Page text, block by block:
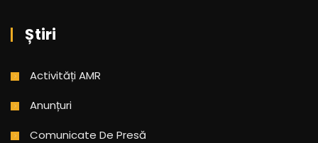
Știri
Activități AMR
Anunțuri
Comunicate De Presă